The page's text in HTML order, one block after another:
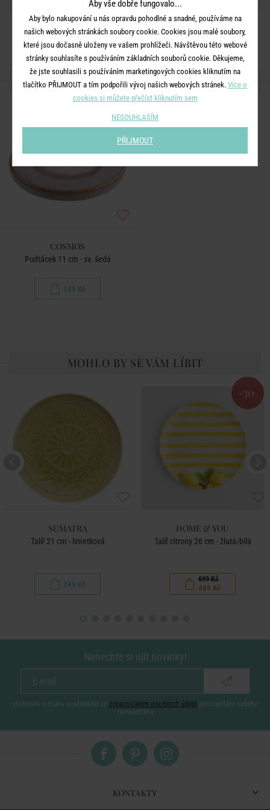
DALŠÍ PRODUKTY ZE SÉRIE
COSMOS
Podtácek 11 cm - sv. šedá
149 Kč
MOHLO BY SE VÁM LÍBIT
SUMATRA
Talíř 21 cm - limetková
249 Kč
-30 %
HOME & YOU
Talíř citrony 26 cm - žlutá/bílá
699 Kč
489 Kč
Nenechte si ujít novinky!
vložením e-mailu souhlasíte se zpracováním osobních údajů pro zasílání našeho
newsletteru
KONTAKTY
Aby vše dobře fungovalo...
Aby bylo nakupování u nás opravdu pohodlné a snadné, používáme na
našich webových stránkách soubory cookie. Cookies jsou malé soubory,
které jsou dočasně uloženy ve vašem prohlížeči. Návštěvou této webové
stránky souhlasíte s používáním základních souborů cookie. Děkujeme,
že jste souhlasili s používáním marketingových cookies kliknutím na
tlačítko PŘIJMOUT a tím podpořili vývoj našich webových stránek. Více o
cookies si můžete přečíst kliknutím sem
NESOUHLASÍM
PŘIJMOUT